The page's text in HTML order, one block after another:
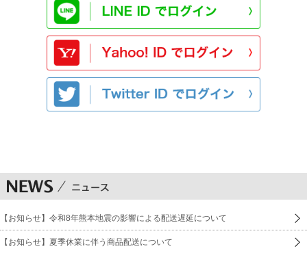
【お知らせ】令和8年熊本地震の影響による配送遅延について
【お知らせ】夏季休業に伴う商品配送について